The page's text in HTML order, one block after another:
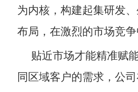
为内核，构建起集研发
布局，在激烈的市场竞
贴近市场才能精准赋
同区域客户的需求，公